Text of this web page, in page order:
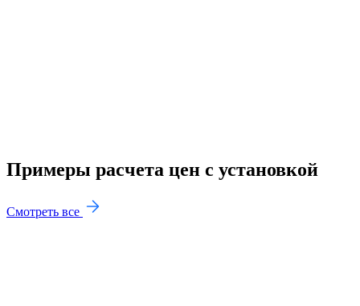
Примеры расчета цен с установкой
Смотреть все